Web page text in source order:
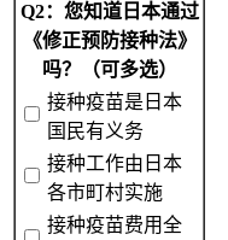
Q2：您知道日本通过
《修正预防接种法》
吗？（可多选）
接种疫苗是日本
国民有义务
接种工作由日本
各市町村实施
接种疫苗费用全